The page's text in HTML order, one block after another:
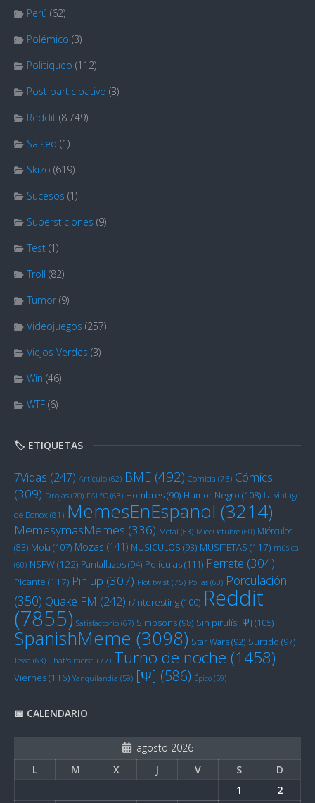
Perú (62)
Polémico (3)
Politiqueo (112)
Post participativo (3)
Reddit (8.749)
Salseo (1)
Skizo (619)
Sucesos (1)
Supersticiones (9)
Test (1)
Troll (82)
Tumor (9)
Videojuegos (257)
Viejos Verdes (3)
Win (46)
WTF (6)
🏷️ ETIQUETAS
7Vidas (247) Artículo (62) BME (492) Comida (73) Cómics
(309) Drojas (70) FALSO (63) Hombres(90) Humor Negro (108) La vintage
de Bonox(81) MemesEnEspanol (3214)
MemesymasMemes (336) Metal (63) MiedOctubre (60) Miérculos
(83) Mola (107) Mozas (141) MUSICULOS (93) MUSITETAS (117) música
(60) NSFW(122) Pantallazos(94) Películas(111) Perrete (304)
Picante (117) Pin up (307) Plot twist (75) Pollas (63) Porculación
(350) Quake FM (242) r/Interesting(100) Reddit
(7855) Satisfactorio (67) Simpsons(98) Sin pirulís [Ψ] (105)
SpanishMeme (3098) Star Wars(92) Surtido (97)
Tessa (63) That's racist! (77) Turno de noche (1458)
Viernes(116) Yanquilandia (59) [Ψ] (586) Épico (59)
📅 CALENDARIO
agosto 2026
L
M X J V S
D
1
2